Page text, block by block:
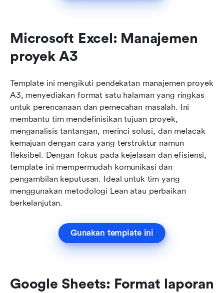
Microsoft Excel: Manajemen
proyek A3
Template ini mengikuti pendekatan manajemen proyek
A3, menyediakan format satu halaman yang ringkas
untuk perencanaan dan pemecahan masalah. Ini
membantu tim mendefinisikan tujuan proyek,
menganalisis tantangan, merinci solusi, dan melacak
kemajuan dengan cara yang terstruktur namun
fleksibel. Dengan fokus pada kejelasan dan efisiensi,
template ini mempermudah komunikasi dan
pengambilan keputusan. Ideal untuk tim yang
menggunakan metodologi Lean atau perbaikan
berkelanjutan.
Gunakan template ini
Google Sheets: Format laporan